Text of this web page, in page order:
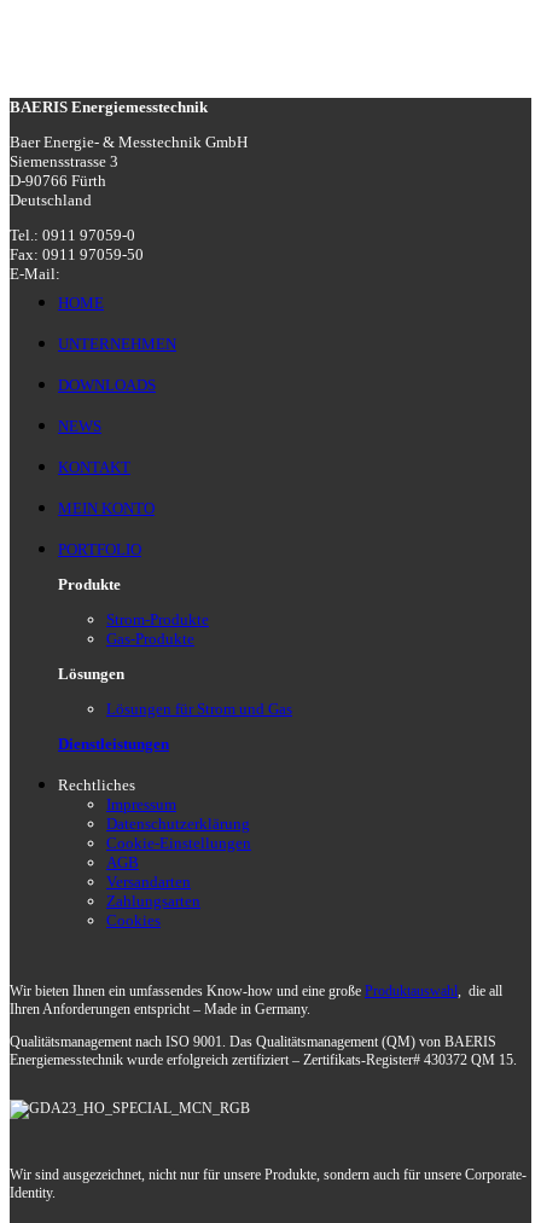
BAERIS Energiemesstechnik
Baer Energie- & Messtechnik GmbH
Siemensstrasse 3
D-90766 Fürth
Deutschland
Tel.: 0911 97059-0
Fax: 0911 97059-50
E-Mail:
HOME
UNTERNEHMEN
DOWNLOADS
NEWS
KONTAKT
MEIN KONTO
PORTFOLIO
Produkte
Strom-Produkte
Gas-Produkte
Lösungen
Lösungen für Strom und Gas
Dienstleistungen
Rechtliches
Impressum
Datenschutz­erklärung
Cookie-Einstellungen
AGB
Versandarten
Zahlungsarten
Cookies
Wir bieten Ihnen ein umfassendes Know-how und eine große Produktauswahl, die all
Ihren Anforderungen entspricht – Made in Germany.
Qualitätsmanagement nach ISO 9001. Das Qualitätsmanagement (QM) von BAERIS
Energiemesstechnik wurde erfolgreich zertifiziert – Zertifikats-Register# 430372 QM 15.
Wir sind ausgezeichnet, nicht nur für unsere Produkte, sondern auch für unsere Corporate-
Identity.